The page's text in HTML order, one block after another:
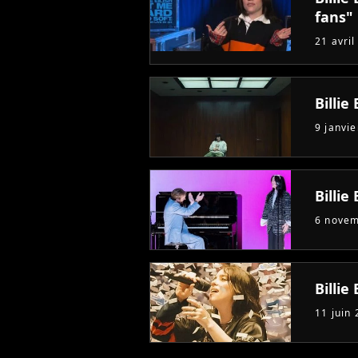
fans"
21 avril
Billie
9
Billie
6
Billie
11 juin